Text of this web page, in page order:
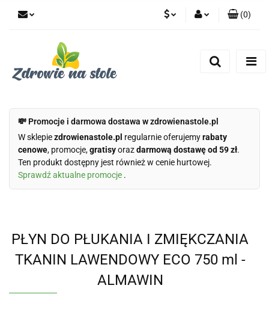
(0)
💸 Promocje i darmowa dostawa w zdrowienastole.pl
W sklepiezdrowienastole.pl regularnie oferujemyrabaty
cenowe, promocje,gratisyorazdarmową dostawę od 59 zł.
Ten produkt dostępny jest również w cenie hurtowej.
Sprawdź aktualne promocje .
PŁYN DO PŁUKANIA I ZMIĘKCZANIA
TKANIN LAWENDOWY ECO 750 ml -
ALMAWIN